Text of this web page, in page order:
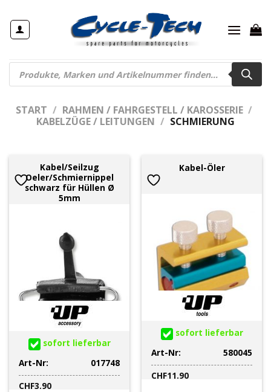
Inhalt
springen
Products
search
START / RAHMEN / FAHRGESTELL / KAROSSERIE /
KABELZÜGE / LEITUNGEN / SCHMIERUNG
Kabel/Seilzug
Oeler/Schmiernippel
schwarz für Hüllen Ø
5mm
sofort lieferbar
Art-Nr:
017748
CHF3.90
Kabel-Öler
sofort lieferbar
Art-Nr:
580045
CHF11.90